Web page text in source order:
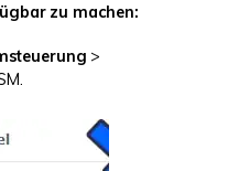
zu machen:
>